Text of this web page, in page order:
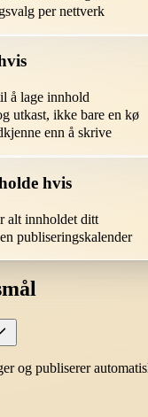
per nettverk
å lage innhold
utkast, ikke bare en kø
enn å skrive
hvis
alt innholdet ditt
publiseringskalender
og publiserer